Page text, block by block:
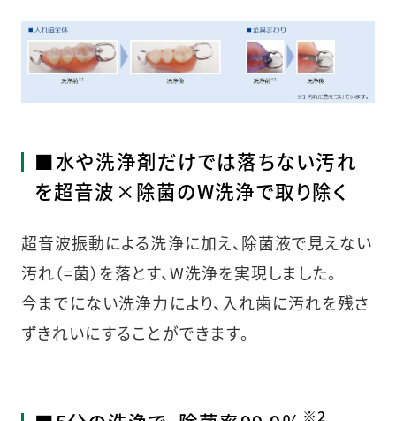
■水や洗浄剤だけでは落ちない汚れ
を超音波×除菌のW洗浄で取り除く
超音波振動による洗浄に加え、除菌液で見えない
汚れ（=菌）を落とす、W洗浄を実現しました。
今までにない洗浄力により、入れ歯に汚れを残さ
ずきれいにすることができます。
※2